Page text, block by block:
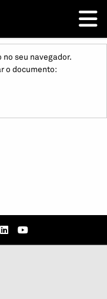
seu navegador.
o documento: